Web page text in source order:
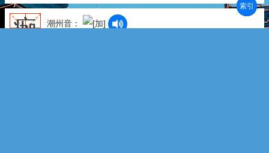
痂 潮州音：
部首
笔划
拼音
潮拼